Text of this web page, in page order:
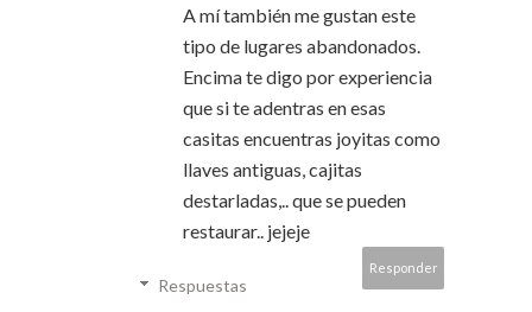
A mí también me gustan este
tipo de lugares abandonados.
Encima te digo por experiencia
que si te adentras en esas
casitas encuentras joyitas como
llaves antiguas, cajitas
destarladas,.. que se pueden
restaurar.. jejeje
Responder
Respuestas